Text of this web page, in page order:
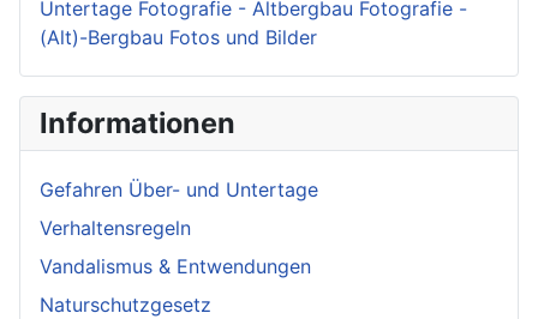
Untertage Fotografie - Altbergbau Fotografie -
(Alt)-Bergbau Fotos und Bilder
Informationen
Gefahren Über- und Untertage
Verhaltensregeln
Vandalismus & Entwendungen
Naturschutzgesetz